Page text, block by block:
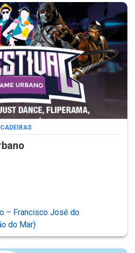
– Francisco José do
do Mar)